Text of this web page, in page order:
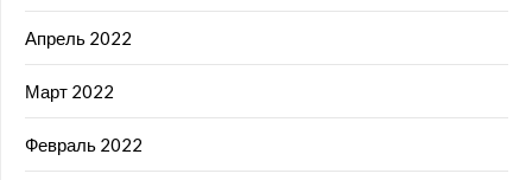
Апрель 2022
Март 2022
Февраль 2022